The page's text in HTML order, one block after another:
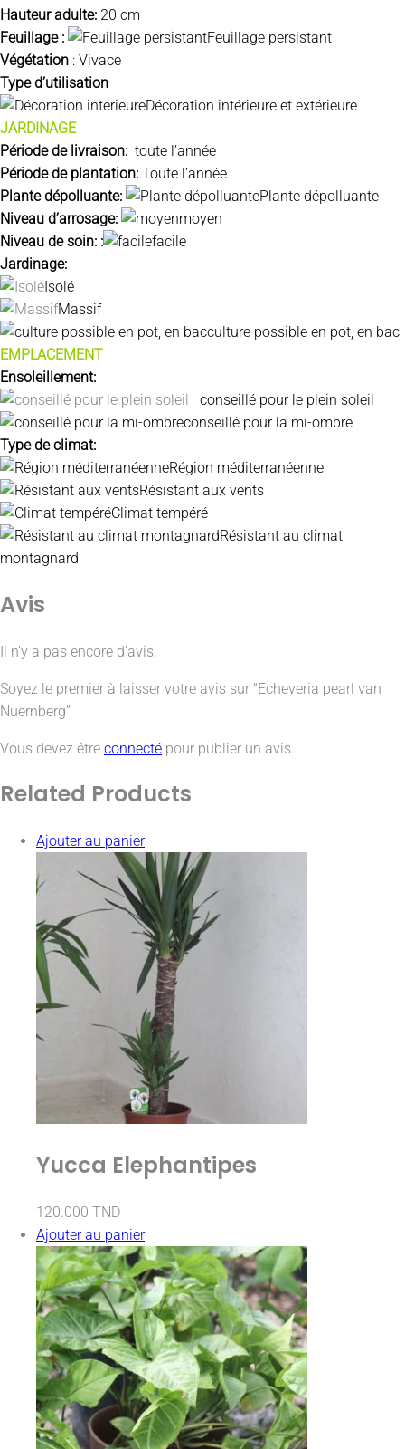
Hauteur adulte: 20 cm
Feuillage :
Feuillage persistant
Végétation : Vivace
Type d’utilisation
Décoration intérieure et extérieure
JARDINAGE
Période de livraison: toute l’année
Période de plantation: Toute l’année
Plante dépolluante:
Plante dépolluante
Niveau d’arrosage:
moyen
Niveau de soin: :
facile
Jardinage:
Isolé
Massif
culture possible en pot, en bac
EMPLACEMENT
Ensoleillement:
conseillé pour le plein soleil
conseillé pour la mi-ombre
Type de climat:
Région méditerranéenne
Résistant aux vents
Climat tempéré
Résistant au climat
montagnard
Avis
Il n’y a pas encore d’avis.
Soyez le premier à laisser votre avis sur “Echeveria pearl van
Nuernberg”
Vous devez être connecté pour publier un avis.
Related Products
Ajouter au panier
Yucca Elephantipes
120.000 TND
Ajouter au panier